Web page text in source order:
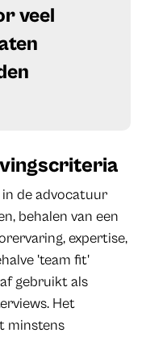
veel
de advocatuur
behalen van een
expertise,
'team fit'
gebruikt als
Het
minstens